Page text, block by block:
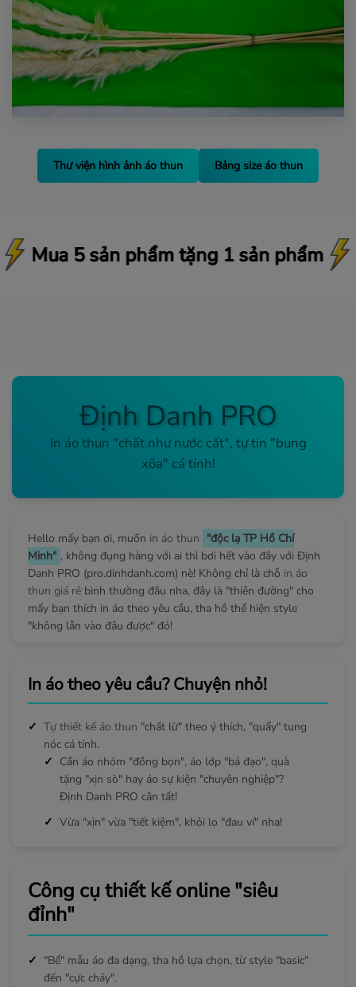
Thư viện hình ảnh áo thun Bảng size áo thun
1 sản phẩm Miễn phí ship từ
1 sản phẩm Miễn phí ship từ
1 sản phẩm Miễn phí ship từ
Định Danh PRO
In áo thun "chất như nước cất", tự tin "bung
xõa" cá tính!
Hello mấy bạn ơi, muốn in áo thun "độc lạ TP Hồ Chí
Minh" , không đụng hàng với ai thì bơi hết vào đây với Định
Danh PRO (pro.dinhdanh.com) nè! Không chỉ là chỗ in áo
thun giá rẻ bình thường đâu nha, đây là "thiên đường" cho
mấy bạn thích in áo theo yêu cầu, tha hồ thể hiện style
"không lẫn vào đâu được" đó!
In áo theo yêu cầu? Chuyện nhỏ!
Tự thiết kế áo thun "chất lừ" theo ý thích, "quẩy" tung
nóc cá tính.
Cần áo nhóm "đồng bọn", áo lớp "bá đạo", quà
tặng "xịn sò" hay áo sự kiện "chuyên nghiệp"?
Định Danh PRO cân tất!
Vừa "xịn" vừa "tiết kiệm", khỏi lo "đau ví" nha!
Công cụ thiết kế online "siêu
đỉnh"
"Bể" mẫu áo đa dạng, tha hồ lựa chọn, từ style "basic"
đến "cực cháy".